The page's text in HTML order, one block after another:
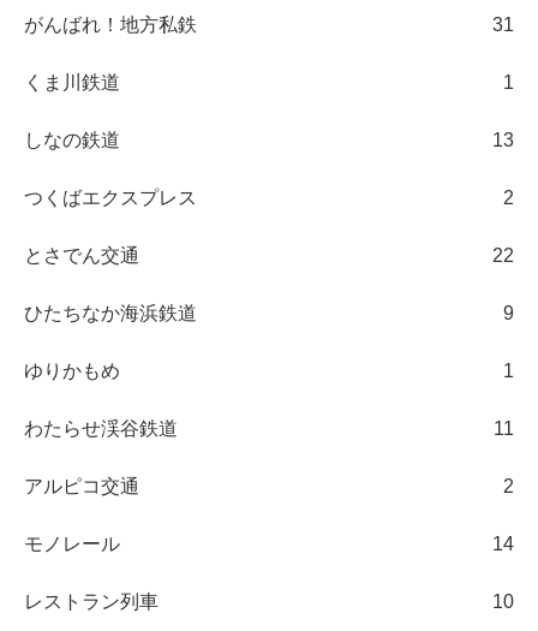
がんばれ！地方私鉄 31
くま川鉄道 1
しなの鉄道 13
つくばエクスプレス 2
とさでん交通 22
ひたちなか海浜鉄道 9
ゆりかもめ 1
わたらせ渓谷鉄道 11
アルピコ交通 2
モノレール 14
レストラン列車 10